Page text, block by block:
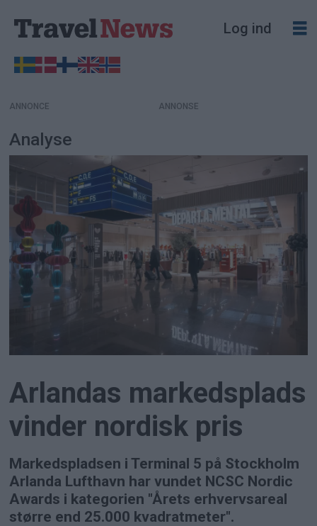
Log ind
ANNONCE
Analyse
Arlandas markedsplads
vinder nordisk pris
Markedspladsen i Terminal 5 på Stockholm
Arlanda Lufthavn har vundet NCSC Nordic
Awards i kategorien "Årets erhvervsareal
større end 25.000 kvadratmeter".